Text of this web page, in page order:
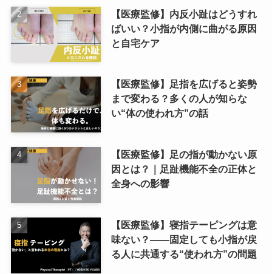
【医療監修】内反小趾はどうすれ
ばいい？小指が内側に曲がる原因
と自宅ケア
【医療監修】足指を広げると姿勢
まで変わる？多くの人が知らな
い“体の使われ方”の話
【医療監修】足の指が動かない原
因とは？｜足趾機能不全の正体と
全身への影響
【医療監修】寝指テーピングは意
味ない？――固定しても小指が戻
る人に共通する“使われ方”の問題